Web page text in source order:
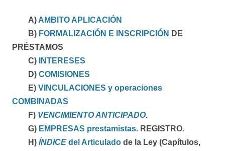
A)A MBITO APLICACIÓN
B) FORMALIZACIÓN E INSCRIPCIÓN DE
PRÉSTAMOS
C)
INTERESES
D) COMISIONES
E) VINCULACIONES y operaciones
COMBINADAS
F) VENCIMIENTO ANTICIPADO.
G) EMPRESAS prestamistas. REGISTRO.
H) ÍNDICE del Articulado de la Ley (Capítulos,